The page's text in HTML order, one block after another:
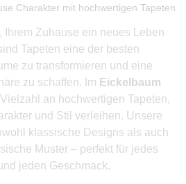
Charakter mit hochwertigen Tapeten
Ihrem Zuhause ein neues Leben
Tapeten eine der besten
zu transformieren und eine
zu schaffen. Im Eickelbaum
an hochwertigen Tapeten,
und Stil verleihen. Unsere
klassische Designs als auch
Muster – perfekt für jedes
jeden Geschmack.